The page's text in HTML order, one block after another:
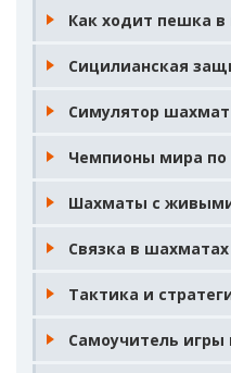
Как ходит пешка
Сицилианская
Симулятор шахмат
Чемпионы мира
Шахматы с
Связка в шахматах
Тактика и
Самоучитель